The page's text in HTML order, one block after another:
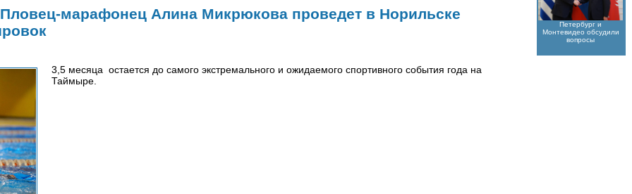
Пловец-марафонец Алина Микрюкова проведет в Норильске
3,5 месяца остается до самого экстремального и ожидаемого спортивного события года на
Таймыре.
Петербург и
Монтевидео обсудили
вопросы